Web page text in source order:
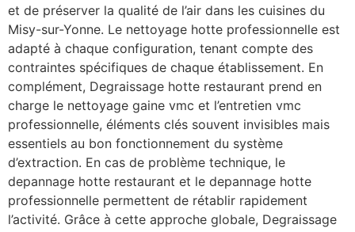
et de préserver la qualité de l’air dans les cuisines du
Misy-sur-Yonne. Le nettoyage hotte professionnelle est
adapté à chaque configuration, tenant compte des
contraintes spécifiques de chaque établissement. En
complément, Degraissage hotte restaurant prend en
charge le nettoyage gaine vmc et l’entretien vmc
professionnelle, éléments clés souvent invisibles mais
essentiels au bon fonctionnement du système
d’extraction. En cas de problème technique, le
depannage hotte restaurant et le depannage hotte
professionnelle permettent de rétablir rapidement
l’activité. Grâce à cette approche globale, Degraissage